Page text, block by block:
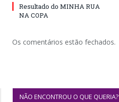
Resultado do MINHA RUA
NA COPA
Os comentários estão fechados.
NÃO ENCONTROU O QUE QUERIA?